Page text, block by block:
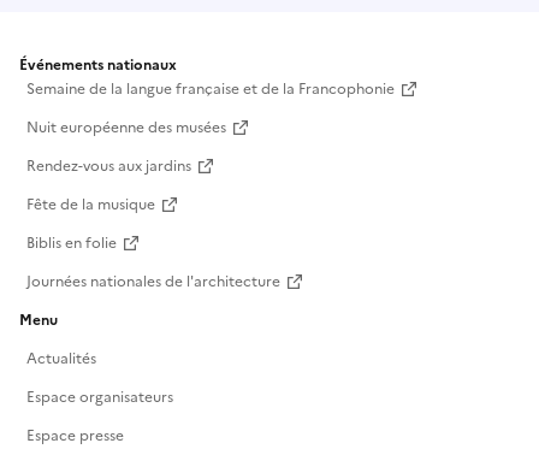
Événements nationaux
Semaine de la langue française et de la Francophonie
Nuit européenne des musées
Rendez-vous aux jardins
Fête de la musique
Biblis en folie
Journées nationales de l'architecture
Menu
Actualités
Espace organisateurs
Espace presse